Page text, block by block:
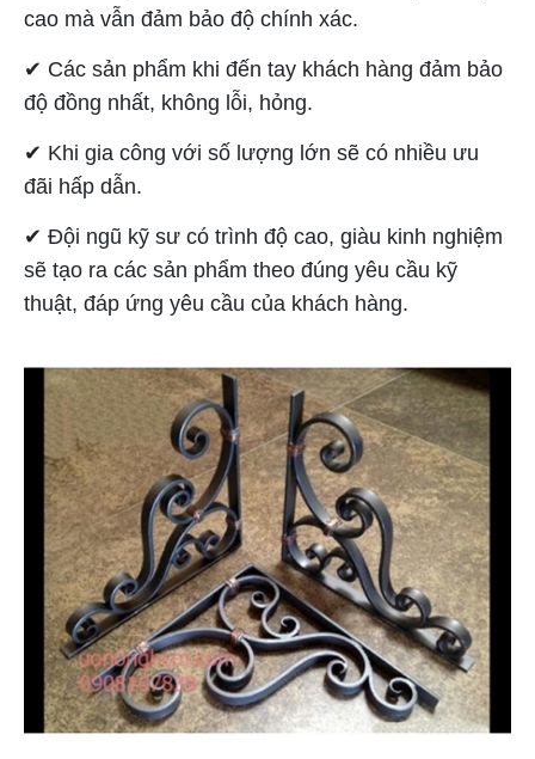
cao mà vẫn đảm bảo độ chính xác.
✔ Các sản phẩm khi đến tay khách hàng đảm bảo
độ đồng nhất, không lỗi, hỏng.
✔ Khi gia công với số lượng lớn sẽ có nhiều ưu
đãi hấp dẫn.
✔ Đội ngũ kỹ sư có trình độ cao, giàu kinh nghiệm
sẽ tạo ra các sản phẩm theo đúng yêu cầu kỹ
thuật, đáp ứng yêu cầu của khách hàng.